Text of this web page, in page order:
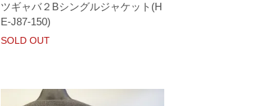
ツギャバ２Bシングルジャケット(H
E-J87-150)
SOLD OUT